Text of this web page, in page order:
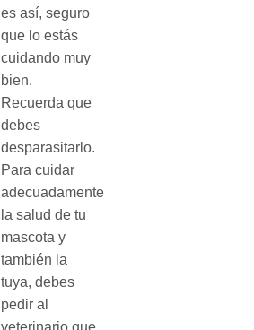
es así, seguro
que lo estás
cuidando muy
bien.
Recuerda que
debes
desparasitarlo.
Para cuidar
adecuadamente
la salud de tu
mascota y
también la
tuya, debes
pedir al
veterinario que